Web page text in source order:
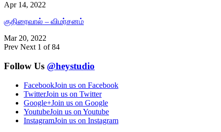
Apr 14, 2022
குதிரைவால் – விமர்சனம்
Mar 20, 2022
Prev Next 1 of 84
Follow Us @heystudio
FacebookJoin us on Facebook
TwitterJoin us on Twitter
Google+Join us on Google
YoutubeJoin us on Youtube
InstagramJoin us on Instagram